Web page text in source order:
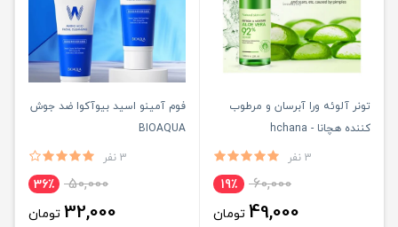
تونر آلوئه ورا آبرسان و مرطوب
کننده هچانا - hchana
3 نفر
60,000 19٪
49,000 تومان
فوم آمینو اسید بیوآکوا ضد جوش
BIOAQUA
3 نفر
50,000 36٪
32,000 تومان